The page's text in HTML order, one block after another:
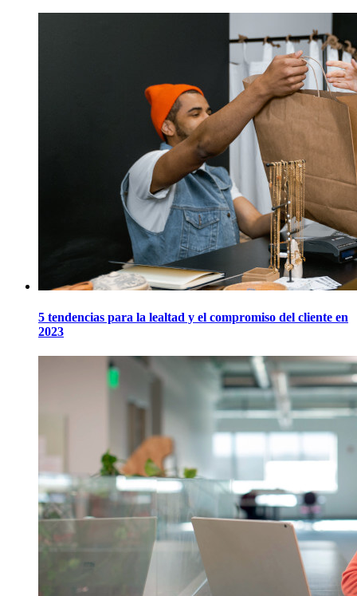
5 tendencias para la lealtad y el compromiso del cliente en
2023